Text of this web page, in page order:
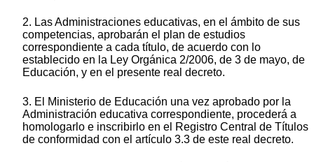
2. Las Administraciones educativas, en el ámbito de sus
competencias, aprobarán el plan de estudios
correspondiente a cada título, de acuerdo con lo
establecido en la Ley Orgánica 2/2006, de 3 de mayo, de
Educación, y en el presente real decreto.
3. El Ministerio de Educación una vez aprobado por la
Administración educativa correspondiente, procederá a
homologarlo e inscribirlo en el Registro Central de Títulos
de conformidad con el artículo 3.3 de este real decreto.